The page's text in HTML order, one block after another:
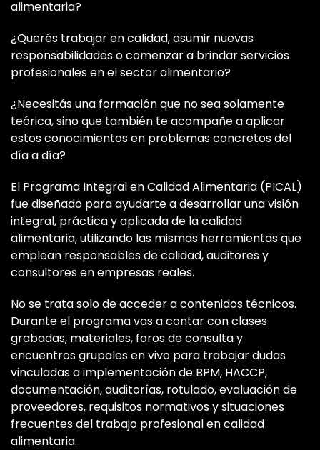
alimentaria?
¿Querés trabajar en calidad, asumir nuevas
responsabilidades o comenzar a brindar servicios
profesionales en el sector alimentario?
¿Necesitás una formación que no sea solamente
teórica, sino que también te acompañe a aplicar
estos conocimientos en problemas concretos del
día a día?
El Programa Integral en Calidad Alimentaria (PICAL)
fue diseñado para ayudarte a desarrollar una visión
integral, práctica y aplicada de la calidad
alimentaria, utilizando las mismas herramientas que
emplean responsables de calidad, auditores y
consultores en empresas reales.
No se trata solo de acceder a contenidos técnicos.
Durante el programa vas a contar con clases
grabadas, materiales, foros de consulta y
encuentros grupales en vivo para trabajar dudas
vinculadas a implementación de BPM, HACCP,
documentación, auditorías, rotulado, evaluación de
proveedores, requisitos normativos y situaciones
frecuentes del trabajo profesional en calidad
alimentaria.